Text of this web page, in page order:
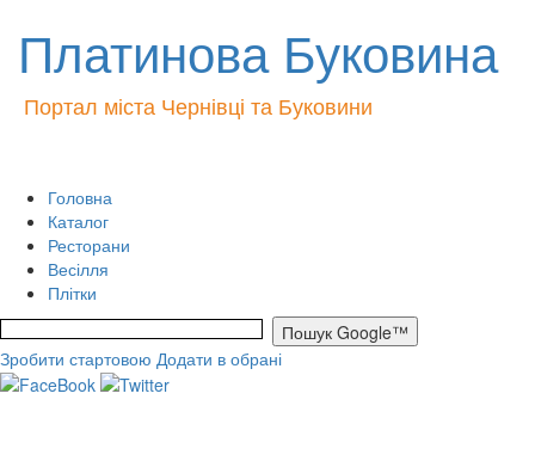
Платинова Буковина
Портал міста Чернівці та Буковини
Головна
Каталог
Ресторани
Весілля
Плітки
Зробити стартовою Додати в обрані